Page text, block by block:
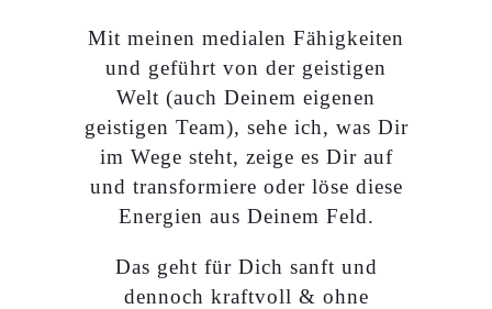
Mit meinen medialen Fähigkeiten
und geführt von der geistigen
Welt (auch Deinem eigenen
geistigen Team), sehe ich, was Dir
im Wege steht, zeige es Dir auf
und transformiere oder löse diese
Energien aus Deinem Feld.
Das geht für Dich sanft und
dennoch kraftvoll & ohne